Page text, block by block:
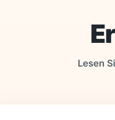
Lesen